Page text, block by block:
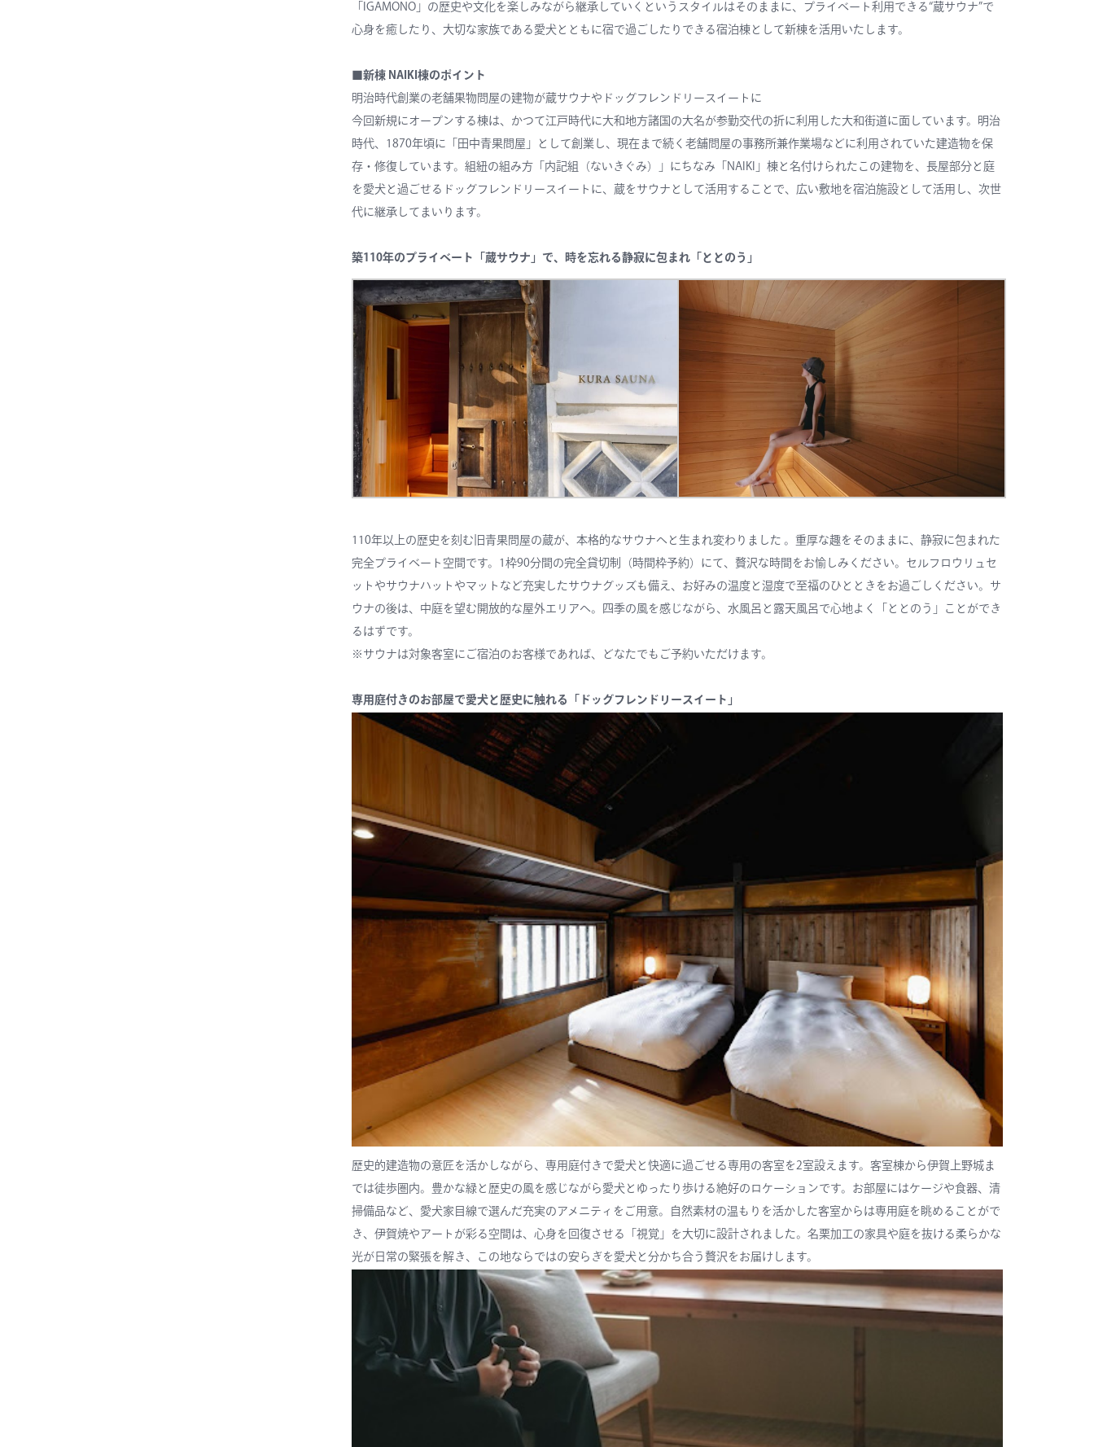
「IGAMONO」の歴史や文化を楽しみながら継承していくというスタイルはそのままに、プライベート利用できる“蔵サウナ”で
心身を癒したり、大切な家族である愛犬とともに宿で過ごしたりできる宿泊棟として新棟を活用いたします。
■新棟 NAIKI棟のポイント
明治時代創業の老舗果物問屋の建物が蔵サウナやドッグフレンドリースイートに
今回新規にオープンする棟は、かつて江戸時代に大和地方諸国の大名が参勤交代の折に利用した大和街道に面しています。明治
時代、1870年頃に「田中青果問屋」として創業し、現在まで続く老舗問屋の事務所兼作業場などに利用されていた建造物を保
存・修復しています。組紐の組み方「内記組（ないきぐみ）」にちなみ「NAIKI」棟と名付けられたこの建物を、長屋部分と庭
を愛犬と過ごせるドッグフレンドリースイートに、蔵をサウナとして活用することで、広い敷地を宿泊施設として活用し、次世
代に継承してまいります。
築110年のプライベート「蔵サウナ」で、時を忘れる静寂に包まれ「ととのう」
110年以上の歴史を刻む旧青果問屋の蔵が、本格的なサウナへと生まれ変わりました 。重厚な趣をそのままに、静寂に包まれた
完全プライベート空間です。1枠90分間の完全貸切制（時間枠予約）にて、贅沢な時間をお愉しみください。セルフロウリュセ
ットやサウナハットやマットなど充実したサウナグッズも備え、お好みの温度と湿度で至福のひとときをお過ごしください。サ
ウナの後は、中庭を望む開放的な屋外エリアへ。四季の風を感じながら、水風呂と露天風呂で心地よく「ととのう」ことができ
るはずです。
※サウナは対象客室にご宿泊のお客様であれば、どなたでもご予約いただけます。
専用庭付きのお部屋で愛犬と歴史に触れる「ドッグフレンドリースイート」
歴史的建造物の意匠を活かしながら、専用庭付きで愛犬と快適に過ごせる専用の客室を2室設えます。客室棟から伊賀上野城ま
では徒歩圏内。豊かな緑と歴史の風を感じながら愛犬とゆったり歩ける絶好のロケーションです。お部屋にはケージや食器、清
掃備品など、愛犬家目線で選んだ充実のアメニティをご用意。自然素材の温もりを活かした客室からは専用庭を眺めることがで
き、伊賀焼やアートが彩る空間は、心身を回復させる「視覚」を大切に設計されました。名栗加工の家具や庭を抜ける柔らかな
光が日常の緊張を解き、この地ならではの安らぎを愛犬と分かち合う贅沢をお届けします。